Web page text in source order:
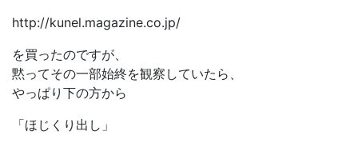
http://kunel.magazine.co.jp/
を買ったのですが、
黙ってその一部始終を観察していたら、
やっぱり下の方から
「ほじくり出し」